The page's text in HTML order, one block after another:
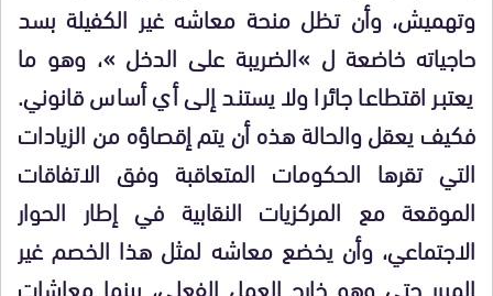
وتهميش، وأن تظل منحة معاشه غير الكفيلة بسد
حاجياته خاضعة ل »الضريبة على الدخل »، وهو ما
يعتبر اقتطاعا جائرا ولا يستند إلى أي أساس قانوني.
فكيف يعقل والحالة هذه أن يتم إقصاؤه من الزيادات
التي تقرها الحكومات المتعاقبة وفق الاتفاقات
الموقعة مع المركزيات النقابية في إطار الحوار
الاجتماعي، وأن يخضع معاشه لمثل هذا الخصم غير
المبرر حتى وهو خارج العمل الفعلي، بينما معاشات